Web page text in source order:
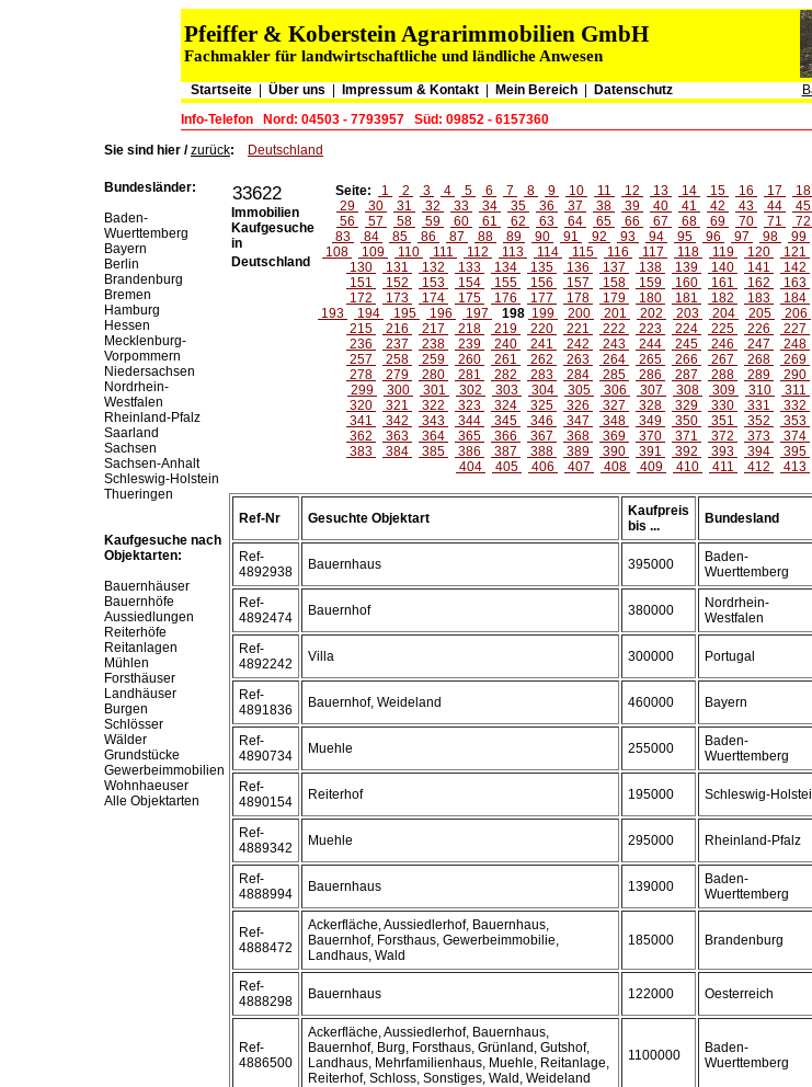
Pfeiffer & Koberstein Agrarimmobilien GmbH
Fachmakler für landwirtschaftliche und ländliche Anwesen
Startseite| Über uns Impressum & Kontakt| Mein Bereich Datenschutz
Info-Telefon
Nord: 04503 - 7793957 Süd: 09852 - 6157360
Sie sind hier /zurück: Deutschland
Bundesländer:
Baden-
Wuerttemberg
Bayern
Berlin
Brandenburg
Bremen
Hamburg
Hessen
Mecklenburg-
Vorpommern
Niedersachsen
Nordrhein-
Westfalen
Rheinland-Pfalz
Saarland
Sachsen
Sachsen-Anhalt
Schleswig-Holstein
Thueringen
Kaufgesuche nach
Objektarten:
Bauernhäuser
Bauernhöfe
Aussiedlungen
Reiterhöfe
Reitanlagen
Mühlen
Forsthäuser
Landhäuser
Burgen
Schlösser
Wälder
Grundstücke
Gewerbeimmobilien
Wohnhaeuser
Alle Objektarten
33622
Immobilien
Kaufgesuche
in
Deutschland
Seite: 1 2 3 4 5 6 7 8 9 10 11 12 13 14 15 16 17 18
29
30 31 32 33 34 35 36 37 38 39 40 41 42 43 44 45
56
57 58 59 60 61 62 63 64 65 66 67 68 69 70 71 72
83
84 85 86 87 88 89 90 91 92 93 94 95 96 97 98 99
108
109 110 111 112 113 114 115 116 117 118 119 120 121
130
131 132 133 134 135 136 137 138 139 140 141 142
151
152 153 154 155 156 157 158 159 160 161 162 163
172
173 174 175 176 177 178 179 180 181 182 183 184
193
194 195 196 197 198 199 200 201 202 203 204 205 206
215
216 217 218 219 220 221 222 223 224 225 226 227
236
237 238 239 240 241 242 243 244 245 246 247 248
257
258 259 260 261 262 263 264 265 266 267 268 269
278
279 280 281 282 283 284 285 286 287 288 289 290
299
300 301 302 303 304 305 306 307 308 309 310 311
320
321 322 323 324 325 326 327 328 329 330 331 332
341
342 343 344 345 346 347 348 349 350 351 352 353
362
363 364 365 366 367 368 369 370 371 372 373 374
383
384 385 386 387 388 389 390 391 392 393 394 395
404
405 406 407 408 409 410 411 412 413
Ref-Nr Gesuchte Objektart
Kaufpreis
bis ...
Bundesland
Ref-
4892938
Bauernhaus 395000
Baden-
Wuerttemberg
Ref-
4892474
Bauernhof 380000
Nordrhein-
Westfalen
Ref-
4892242
Villa 300000 Portugal
Ref-
4891836
Bauernhof, Weideland 460000 Bayern
Ref-
4890734
Muehle 255000
Baden-
Wuerttemberg
Ref-
4890154
Reiterhof 195000 Schleswig-
Ref-
4889342
Muehle 295000 Rheinland-Pfalz
Ref-
4888994
Bauernhaus 139000
Baden-
Wuerttemberg
Ref-
4888472
Ackerfläche, Aussiedlerhof, Bauernhaus,
Bauernhof, Forsthaus, Gewerbeimmobilie,
Landhaus, Wald
185000 Brandenburg
Ref-
4888298
Bauernhaus 122000 Oesterreich
Ref-
4886500
Ackerfläche, Aussiedlerhof, Bauernhaus,
Bauernhof, Burg, Forsthaus, Grünland, Gutshof,
Landhaus, Mehrfamilienhaus, Muehle, Reitanlage,
Reiterhof, Schloss, Sonstiges, Wald, Weideland
1100000
Baden-
Wuerttemberg